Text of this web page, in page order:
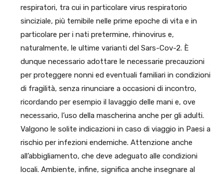
respiratori, tra cui in particolare virus respiratorio
sinciziale, più temibile nelle prime epoche di vita e in
particolare per i nati pretermine, rhinovirus e,
naturalmente, le ultime varianti del Sars-Cov-2. È
dunque necessario adottare le necessarie precauzioni
per proteggere nonni ed eventuali familiari in condizioni
di fragilità, senza rinunciare a occasioni di incontro,
ricordando per esempio il lavaggio delle mani e, ove
necessario, l’uso della mascherina anche per gli adulti.
Valgono le solite indicazioni in caso di viaggio in Paesi a
rischio per infezioni endemiche. Attenzione anche
all’abbigliamento, che deve adeguato alle condizioni
locali. Ambiente, infine, significa anche insegnare al